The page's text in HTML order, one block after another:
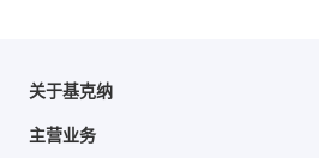
关于基克纳
主营业务